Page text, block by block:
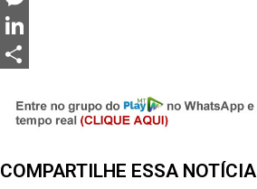
Messenger
LinkedIn
COMPARTILHE ESSA NOTÍCIA